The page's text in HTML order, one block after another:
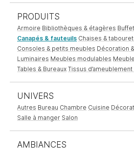
PRODUITS
Armoire Bibliothèques & étagères
Canapés & fauteuils Chaises &
Consoles & petits meubles Décoration
Luminaires Meubles modulables
Tables & Bureaux Tissus
UNIVERS
Autres Bureau Chambre Cuisine
Salle à manger Salon
AMBIANCES